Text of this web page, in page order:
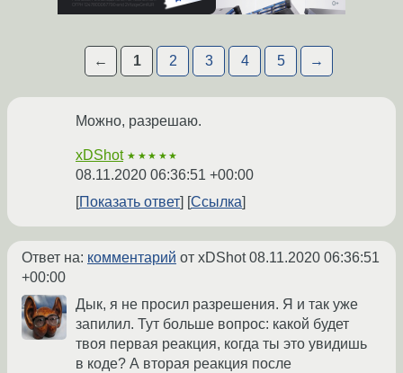
← 1 2 3 4 5 →
Можно, разрешаю.
xDShot ★★★★★
08.11.2020 06:36:51 +00:00
Показать ответ
Ссылка
Ответ на: комментарий от xDShot08.11.2020 06:36:51
+00:00
Дык, я не просил разрешения. Я и так уже
запилил. Тут больше вопрос: какой будет
твоя первая реакция, когда ты это увидишь
в коде? А вторая реакция после